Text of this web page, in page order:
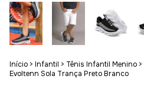
Início > Infantil > Tênis Infantil Menino >
Evoltenn Sola Trança Preto Branco